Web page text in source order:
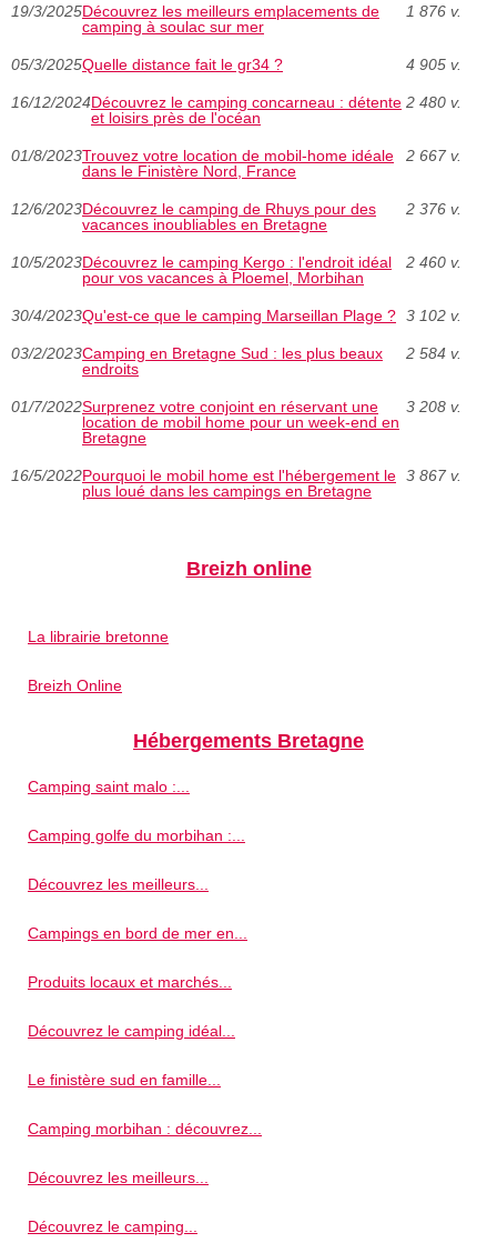
19/3/2025Découvrez les meilleurs emplacements de
camping à soulac sur mer
1 876 v.
05/3/2025Quelle distance fait le gr34 ? 4 905 v.
16/12/2024Découvrez le camping concarneau : détente
et loisirs près de l'océan
2 480 v.
01/8/2023Trouvez votre location de mobil-home idéale
dans le Finistère Nord, France
2 667 v.
12/6/2023Découvrez le camping de Rhuys pour des
vacances inoubliables en Bretagne
2 376 v.
10/5/2023Découvrez le camping Kergo : l'endroit idéal
pour vos vacances à Ploemel, Morbihan
2 460 v.
30/4/2023Qu'est-ce que le camping Marseillan Plage ? 3 102 v.
03/2/2023Camping en Bretagne Sud : les plus beaux
endroits
2 584 v.
01/7/2022Surprenez votre conjoint en réservant une
location de mobil home pour un week-end en
Bretagne
3 208 v.
16/5/2022Pourquoi le mobil home est l'hébergement le
plus loué dans les campings en Bretagne
3 867 v.
Breizh online
La librairie bretonne
Breizh Online
Hébergements Bretagne
Camping saint malo :...
Camping golfe du morbihan :...
Découvrez les meilleurs...
Campings en bord de mer en...
Produits locaux et marchés...
Découvrez le camping idéal...
Le finistère sud en famille...
Camping morbihan : découvrez...
Découvrez les meilleurs...
Découvrez le camping...